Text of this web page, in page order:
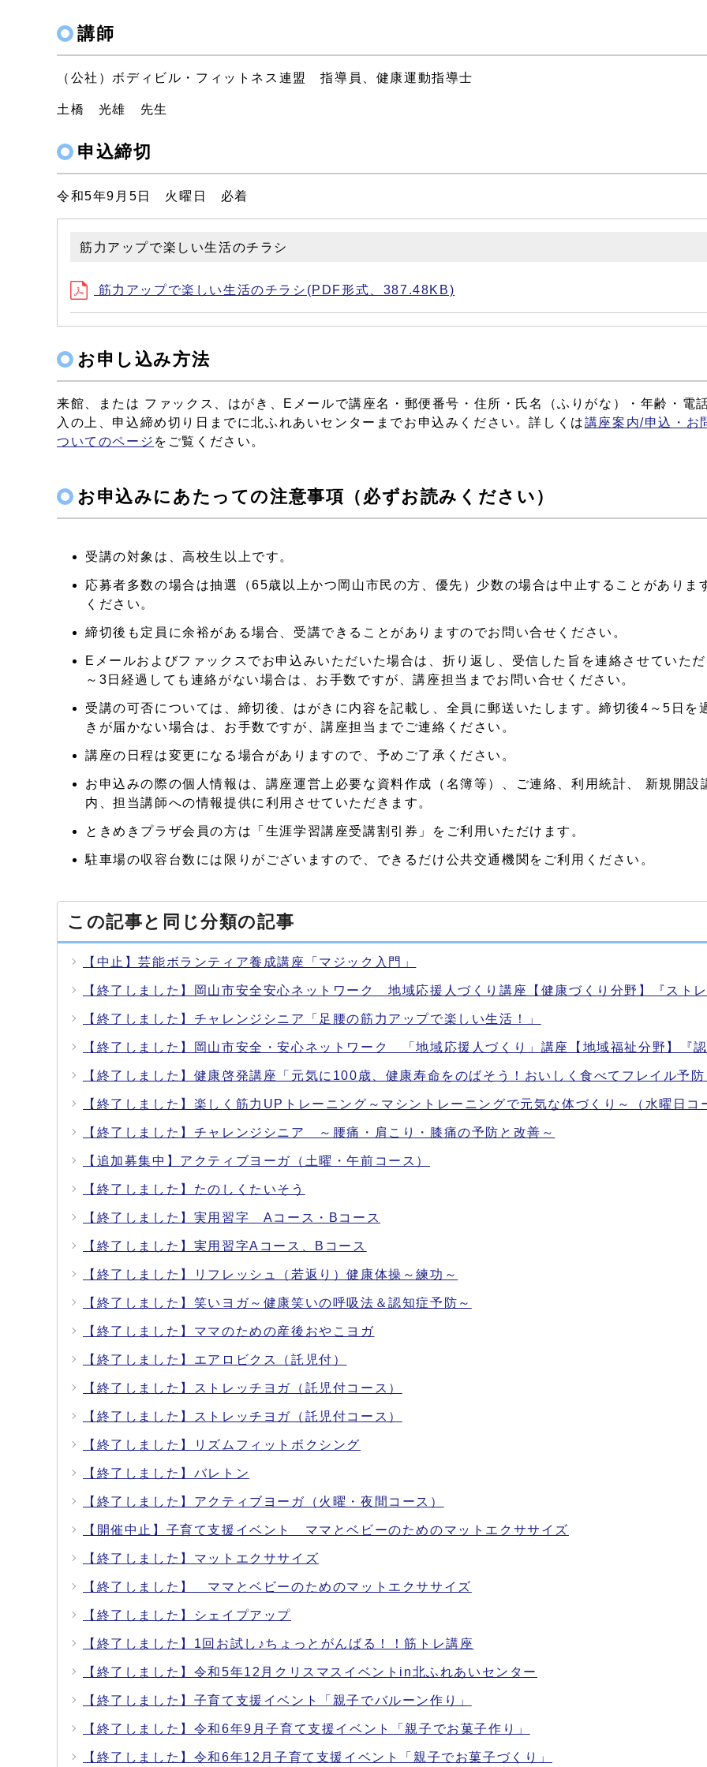
講師
（公社）ボディビル・フィットネス連盟 指導員、健康運動指導士
土橋 光雄 先生
申込締切
令和5年9月5日 火曜日 必着
筋力アップで楽しい生活のチラシ
筋力アップで楽しい生活のチラシ(PDF形式、387.48KB)
お申し込み方法
来館、または ファックス、はがき、Eメールで講座名・郵便番号・住所・氏名（ふりがな）・年齢・電
入の上、申込締め切り日までに北ふれあいセンターまでお申込みください。詳しくは講座案内/申込・お
ついてのページ をご覧ください。
お申込みにあたっての注意事項（必ずお読みください）
受講の対象は、高校生以上です。
応募者多数の場合は抽選（65歳以上かつ岡山市民の方、優先）少数の場合は中止することがありま
ください。
締切後も定員に余裕がある場合、受講できることがありますのでお問い合せください。
Eメールおよびファックスでお申込みいただいた場合は、折り返し、受信した旨を連絡させていた
～3日経過しても連絡がない場合は、お手数ですが、講座担当までお問い合せください。
受講の可否については、締切後、はがきに内容を記載し、全員に郵送いたします。締切後4～5日を
きが届かない場合は、お手数ですが、講座担当までご連絡ください。
講座の日程は変更になる場合がありますので、予めご了承ください。
お申込みの際の個人情報は、講座運営上必要な資料作成（名簿等）、ご連絡、利用統計、 新規開設
内、担当講師への情報提供に利用させていただきます。
ときめきプラザ会員の方は「生涯学習講座受講割引券」をご利用いただけます。
駐車場の収容台数には限りがございますので、できるだけ公共交通機関をご利用ください。
この記事と同じ分類の記事
【中止】芸能ボランティア養成講座「マジック入門」
【終了しました】岡山市安全安心ネットワーク 地域応援人づくり講座【健康づくり分野】『スト
【終了しました】チャレンジシニア「足腰の筋力アップで楽しい生活！」
【終了しました】岡山市安全・安心ネットワーク 「地域応援人づくり」講座【地域福祉分野】『
【終了しました】健康啓発講座「元気に100歳、健康寿命をのばそう！おいしく食べてフレイル予防
【終了しました】楽しく筋力UPトレーニング～マシントレーニングで元気な体づくり～（水曜日コ
【終了しました】チャレンジシニア ～腰痛・肩こり・膝痛の予防と改善～
【追加募集中】アクティブヨーガ（土曜・午前コース）
【終了しました】たのしくたいそう
【終了しました】実用習字 Aコース・Bコース
【終了しました】実用習字Aコース、Bコース
【終了しました】リフレッシュ（若返り）健康体操～練功～
【終了しました】笑いヨガ～健康笑いの呼吸法＆認知症予防～
【終了しました】ママのための産後おやこヨガ
【終了しました】エアロビクス（託児付）
【終了しました】ストレッチヨガ（託児付コース）
【終了しました】ストレッチヨガ（託児付コース）
【終了しました】リズムフィットボクシング
【終了しました】バレトン
【終了しました】アクティブヨーガ（火曜・夜間コース）
【開催中止】子育て支援イベント ママとベビーのためのマットエクササイズ
【終了しました】マットエクササイズ
【終了しました】 ママとベビーのためのマットエクササイズ
【終了しました】シェイプアップ
【終了しました】1回お試し♪ちょっとがんばる！！筋トレ講座
【終了しました】令和5年12月クリスマスイベントin北ふれあいセンター
【終了しました】子育て支援イベント「親子でバルーン作り」
【終了しました】令和6年9月子育て支援イベント「親子でお菓子作り」
【終了しました】令和6年12月子育て支援イベント「親子でお菓子づくり」